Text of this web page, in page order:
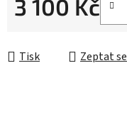
3 100 Kč
Tisk Zeptat se